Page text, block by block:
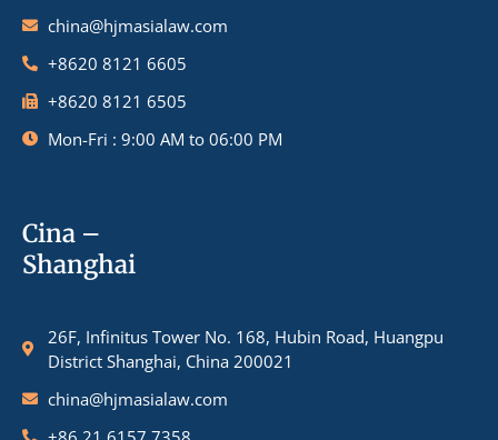
china@hjmasialaw.com
+8620 8121 6605
+8620 8121 6505
Mon-Fri : 9:00 AM to 06:00 PM
Cina –
Shanghai
26F, Infinitus Tower No. 168, Hubin Road, Huangpu
District Shanghai, China 200021
china@hjmasialaw.com